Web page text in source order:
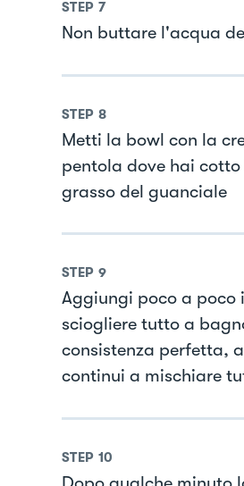
STEP 7
Non buttare l'acqua
STEP 8
Metti la bowl con la
pentola dove hai
grasso del guanciale
STEP 9
Aggiungi poco a poco
sciogliere tutto a
consistenza perfetta,
continui a mischiare
STEP 10